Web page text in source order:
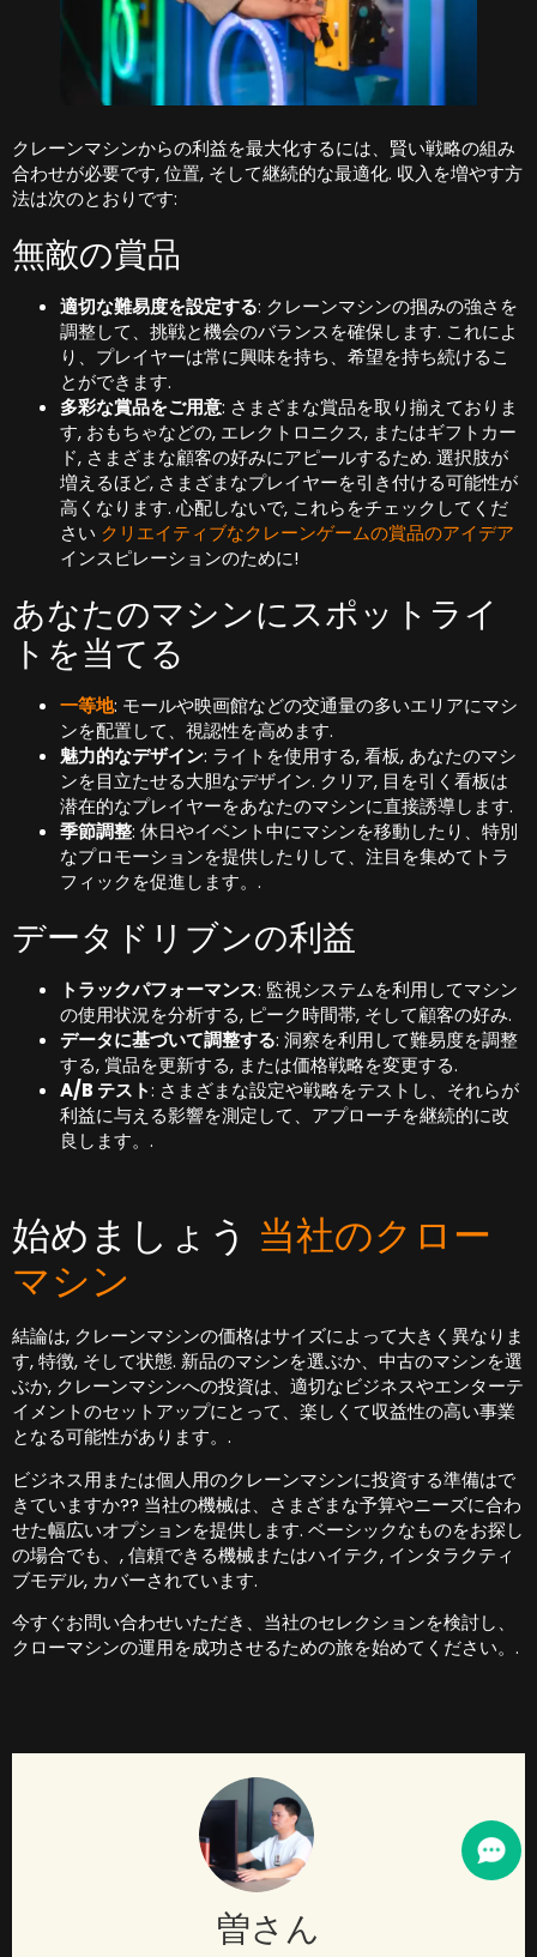
クレーンマシンからの利益を最大化するには、賢い戦略の組み
合わせが必要です, 位置, そして継続的な最適化. 収入を増やす方
法は次のとおりです:
無敵の賞品
適切な難易度を設定する: クレーンマシンの掴みの強さを
調整して、挑戦と機会のバランスを確保します. これによ
り、プレイヤーは常に興味を持ち、希望を持ち続けるこ
とができます.
多彩な賞品をご用意: さまざまな賞品を取り揃えておりま
す, おもちゃなどの, エレクトロニクス, またはギフトカー
ド, さまざまな顧客の好みにアピールするため. 選択肢が
増えるほど, さまざまなプレイヤーを引き付ける可能性が
高くなります. 心配しないで, これらをチェックしてくだ
さい クリエイティブなクレーンゲームの賞品のアイデア
インスピレーションのために!
あなたのマシンにスポットライ
トを当てる
一等地: モールや映画館などの交通量の多いエリアにマシ
ンを配置して、視認性を高めます.
魅力的なデザイン: ライトを使用する, 看板, あなたのマシ
ンを目立たせる大胆なデザイン. クリア, 目を引く看板は
潜在的なプレイヤーをあなたのマシンに直接誘導します.
季節調整: 休日やイベント中にマシンを移動したり、特別
なプロモーションを提供したりして、注目を集めてトラ
フィックを促進します。.
データドリブンの利益
トラックパフォーマンス: 監視システムを利用してマシン
の使用状況を分析する, ピーク時間帯, そして顧客の好み.
データに基づいて調整する: 洞察を利用して難易度を調整
する, 賞品を更新する, または価格戦略を変更する.
A/B テスト: さまざまな設定や戦略をテストし、それらが
利益に与える影響を測定して、アプローチを継続的に改
良します。.
始めましょう 当社のクロー
マシン
結論は, クレーンマシンの価格はサイズによって大きく異なりま
す, 特徴, そして状態. 新品のマシンを選ぶか、中古のマシンを選
ぶか, クレーンマシンへの投資は、適切なビジネスやエンターテ
イメントのセットアップにとって、楽しくて収益性の高い事業
となる可能性があります。.
ビジネス用または個人用のクレーンマシンに投資する準備はで
きていますか?? 当社の機械は、さまざまな予算やニーズに合わ
せた幅広いオプションを提供します. ベーシックなものをお探し
の場合でも、, 信頼できる機械またはハイテク, インタラクティ
ブモデル, カバーされています.
今すぐお問い合わせいただき、当社のセレクションを検討し、
クローマシンの運用を成功させるための旅を始めてください。.
曽さん